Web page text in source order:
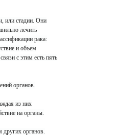
или стадии. Они
лечить
рака:
и объем
с этим есть пять
органов.
из них
на органы.
других органов.